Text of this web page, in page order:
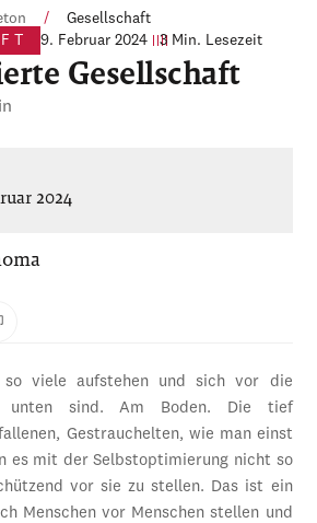
/
Gesellschaft
9. Februar 2024 3 Min. Lesezeit
Gesellschaft
2024
so viele aufstehen und sich vor die
unten sind. Am Boden. Die tief
Gestrauchelten, wie man einst
es mit der Selbstoptimierung nicht so
vor sie zu stellen. Das ist ein
Menschen vor Menschen stellen und